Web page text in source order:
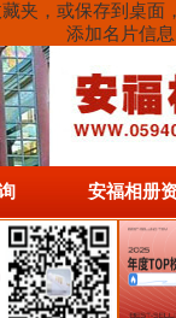
夹，或保存到桌
添加名片信
安福相册